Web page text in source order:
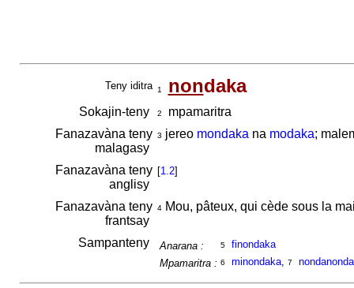
Teny iditra 1 nondaka
Sokajin-teny 2
mpamaritra
Fanazavàna teny
malagasy
3 jereo mondaka na modaka;
Fanazavàna teny
anglisy
[1.2]
Fanazavàna teny
frantsay
4Mou, pâteux, qui cède sous la
Sampanteny Anarana : 5
finondaka
Mpamaritra : 6 minondaka, 7